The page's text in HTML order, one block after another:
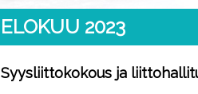
ELOKUU 2023
Syysliittokokous ja